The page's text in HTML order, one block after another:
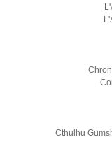
Cthulhu